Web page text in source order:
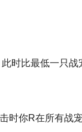
时比最低一只战
你R在所有战